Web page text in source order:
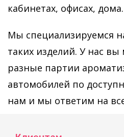
кабинетах, офисах, дома.
Мы специализируемся
таких изделий. У нас вы
разные партии
автомобилей по
нам и мы ответим на